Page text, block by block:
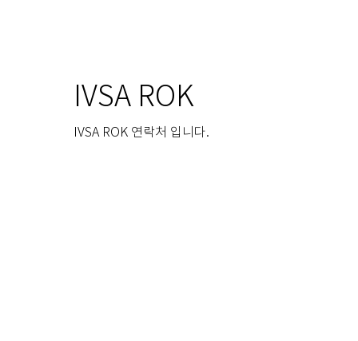
IVSA ROK
IVSA ROK 연락처 입니다.